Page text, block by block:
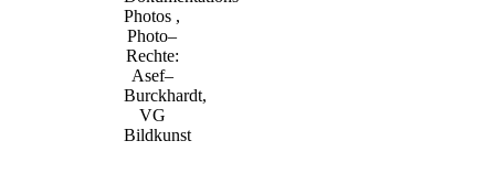
Photos ,
Photo–
Rechte:
Asef–
Burckhardt,
VG
Bildkunst